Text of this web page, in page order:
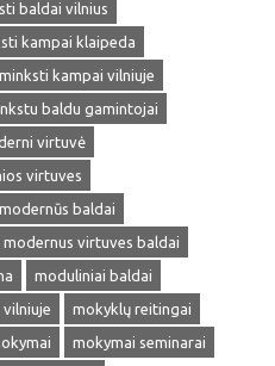
baldai vilnius
kampai klaipeda
minksti kampai vilniuje
baldu gamintojai
virtuvė
virtuves
modernūs baldai
modernus virtuves baldai
moduliniai baldai
mokyklų reitingai
mokymai seminarai